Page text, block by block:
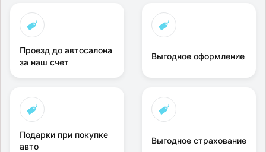
Проезд до автосалона
за наш счет
Выгодное оформление
Подарки при покупке
авто
Выгодное страхование